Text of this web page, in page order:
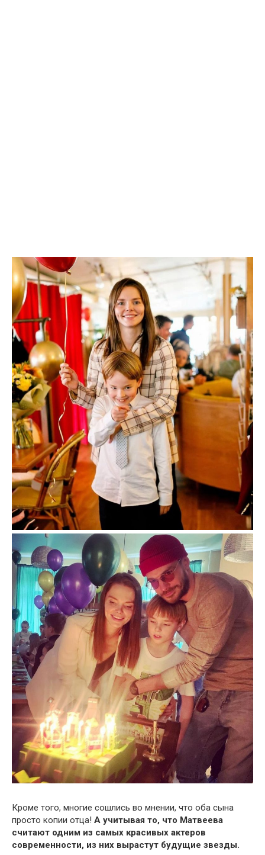
Кроме того, многие сошлись во мнении, что оба сына
просто копии отца! А учитывая то, что Матвеева
считают одним из самых красивых актеров
современности, из них вырастут будущие звезды.